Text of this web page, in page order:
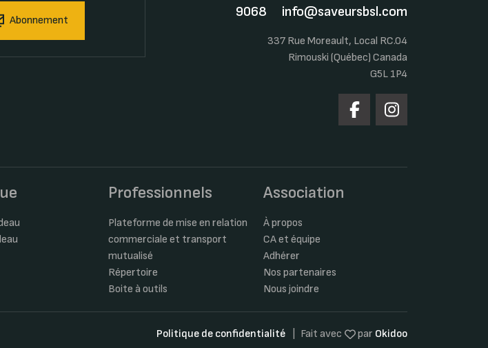
Abonnement
9068
info@saveursbsl.com
337 Rue Moreault, Local RC.04
Rimouski (Québec) Canada
G5L 1P4
Professionnels
Plateforme de mise en relation
commerciale et transport
mutualisé
Répertoire
Boite à outils
Association
À propos
CA et équipe
Adhérer
Nos partenaires
Nous joindre
Politique de confidentialité Fait avec par Okidoo